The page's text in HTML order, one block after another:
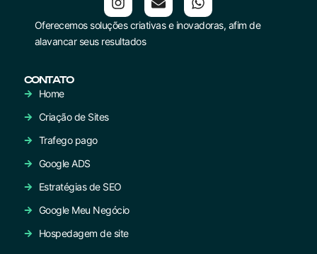
Oferecemos soluções criativas e inovadoras, afim de
alavancar seus resultados
CONTATO
Home
Criação de Sites
Trafego pago
Google ADS
Estratégias de SEO
Google Meu Negócio
Hospedagem de site